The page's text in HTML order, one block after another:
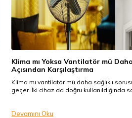
Klima mı Yoksa Vantilatör mü Daha
Açısından Karşılaştırma
Klima mı vantilatör mü daha sağlıklı
geçer. İki cihaz da doğru kullanıldığında
Devamını Oku